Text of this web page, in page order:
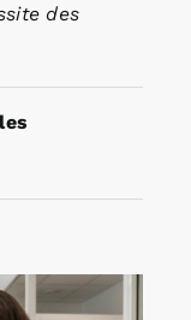
des